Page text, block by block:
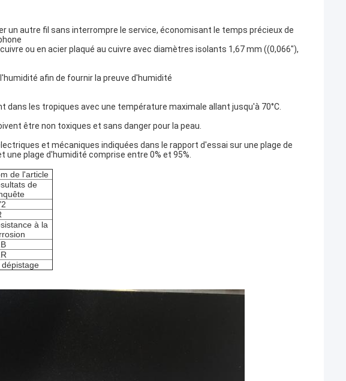
un autre fil sans interrompre le service, économisant le temps précieux de
ou en acier plaqué au cuivre avec diamètres isolants 1,67 mm ((0,066"),
afin de fournir la preuve d'humidité
les tropiques avec une température maximale allant jusqu'à 70°C.
être non toxiques et sans danger pour la peau.
et mécaniques indiquées dans le rapport d'essai sur une plage de
une plage d'humidité comprise entre 0% et 95%.
de l'article
de
à la
dépistage